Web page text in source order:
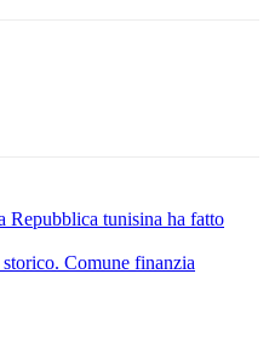
Repubblica tunisina ha fatto
Comune finanzia